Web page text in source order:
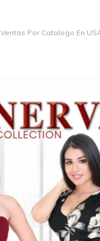
Ventas Por Catalogo En